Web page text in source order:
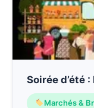
Soirée d’été
Marchés &